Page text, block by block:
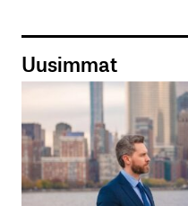
Uusimmat